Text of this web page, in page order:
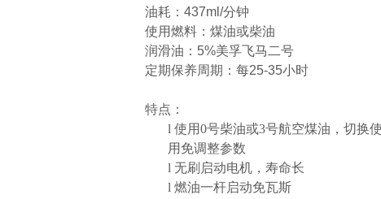
油耗：437ml/分钟
使用燃料：煤油或柴油
润滑油：5%美孚飞马二号
定期保养周期：每25-35小时
特点：
l 使用0号柴油或3号航空煤油，切换使
用免调整参数
l 无刷启动电机，寿命长
l 燃油一杆启动免瓦斯